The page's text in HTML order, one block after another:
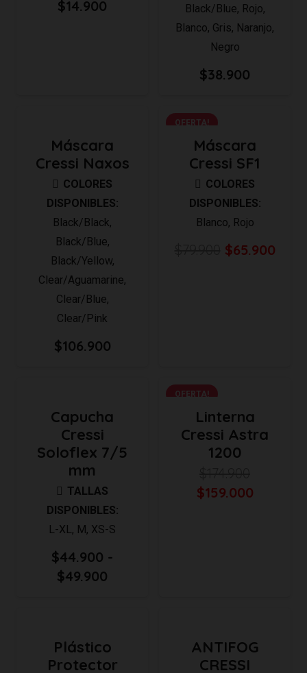
$14.900
Black/Blue, Rojo,
Blanco, Gris, Naranjo,
Negro
$38.900
Máscara
Cressi Naxos
COLORES
DISPONIBLES:
Black/Black,
Black/Blue,
Black/Yellow,
Clear/Aguamarine,
Clear/Blue,
Clear/Pink
$106.900
OFERTA!
Máscara
Cressi SF1
COLORES
DISPONIBLES:
Blanco, Rojo
El
$65.900El
Capucha
Cressi
Soloflex 7/5
mm
TALLAS
DISPONIBLES:
L-XL, M , XS-S
$44.900 -
$49.900
$44.900
OFERTA!
Linterna
Cressi Astra
1200
El
$159.000El
Plástico
Protector
ANTIFOG
CRESSI